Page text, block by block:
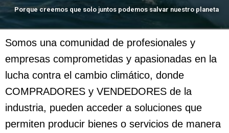
Porque creemos que solo juntos podemos salvar nuestro planeta
Somos una comunidad de profesionales y
empresas comprometidas y apasionadas en la
lucha contra el cambio climático, donde
COMPRADORES y VENDEDORES de la
industria, pueden acceder a soluciones que
permiten producir bienes o servicios de manera